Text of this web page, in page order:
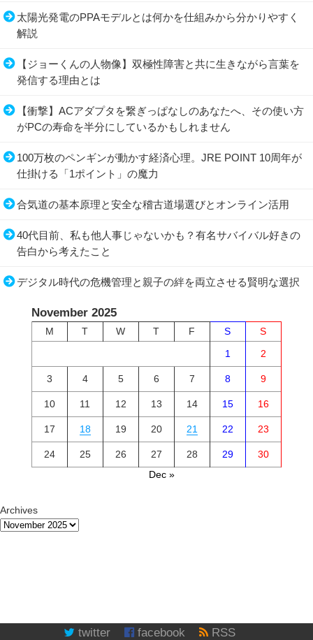
太陽光発電のPPAモデルとは何かを仕組みから分かりやすく
解説
【ジョーくんの人物像】双極性障害と共に生きながら言葉を
発信する理由とは
【衝撃】ACアダプタを繋ぎっぱなしのあなたへ、その使い方
がPCの寿命を半分にしているかもしれません
100万枚のペンギンが動かす経済心理。JRE POINT 10周年が
仕掛ける「1ポイント」の魔力
合気道の基本原理と安全な稽古道場選びとオンライン活用
40代目前、私も他人事じゃないかも？有名サバイバル好きの
告白から考えたこと
デジタル時代の危機管理と親子の絆を両立させる賢明な選択
November 2025
M T W T F S
S
1
2
3 4 5 6 7 8 9
10 11 12 13 14 15 16
17 18 19 20 21 22 23
24 25 26 27 28 29
30
Dec »
Archives
twitter facebook RSS